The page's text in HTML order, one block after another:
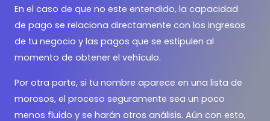
En el caso de que no este entendido, la capacidad
de pago se relaciona directamente con los ingresos
de tu negocio y las pagos que se estipulen al
momento de obtener el vehículo.
Por otra parte, si tu nombre aparece en una lista de
morosos, el proceso seguramente sea un poco
menos fluido y se harán otros análisis. Aún con esto,